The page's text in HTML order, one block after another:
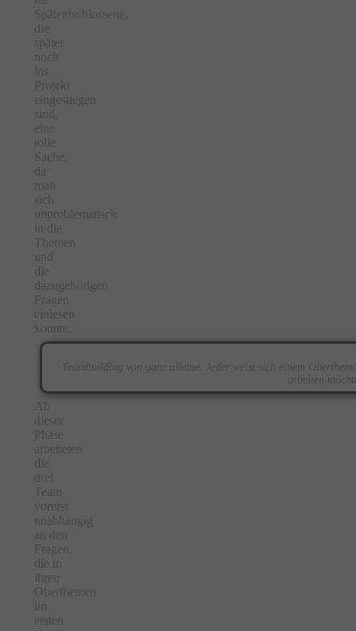
Spätentschlossene,
die
später
noch
ins
Projekt
eingestiegen
sind,
eine
tolle
Sache,
da
man
sich
unproblematisch
in die
Themen
und
die
dazugehörigen
Fragen
einlesen
konnte.
Teambuilding von ganz alleine. Jeder weist sich einem
arbeiten
Ab
dieser
Phase
arbeiteten
die
drei
Team
vorerst
unabhängig
an den
Fragen,
die in
ihren
Oberthemen
im
ersten